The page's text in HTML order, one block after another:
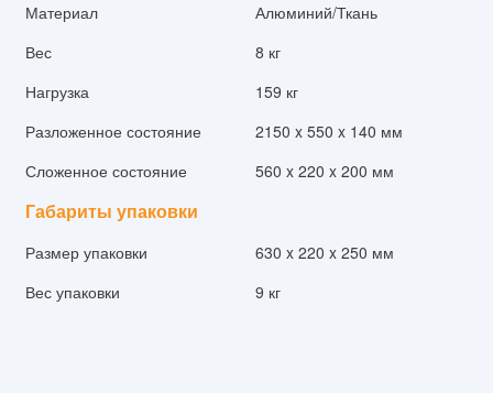
Материал
Алюминий/Ткань
Вес
8 кг
Нагрузка
159 кг
Разложенное состояние
2150 x 550 x 140 мм
Сложенное состояние
560 x 220 x 200 мм
Габариты упаковки
Размер упаковки
630 x 220 x 250 мм
Вес упаковки
9 кг